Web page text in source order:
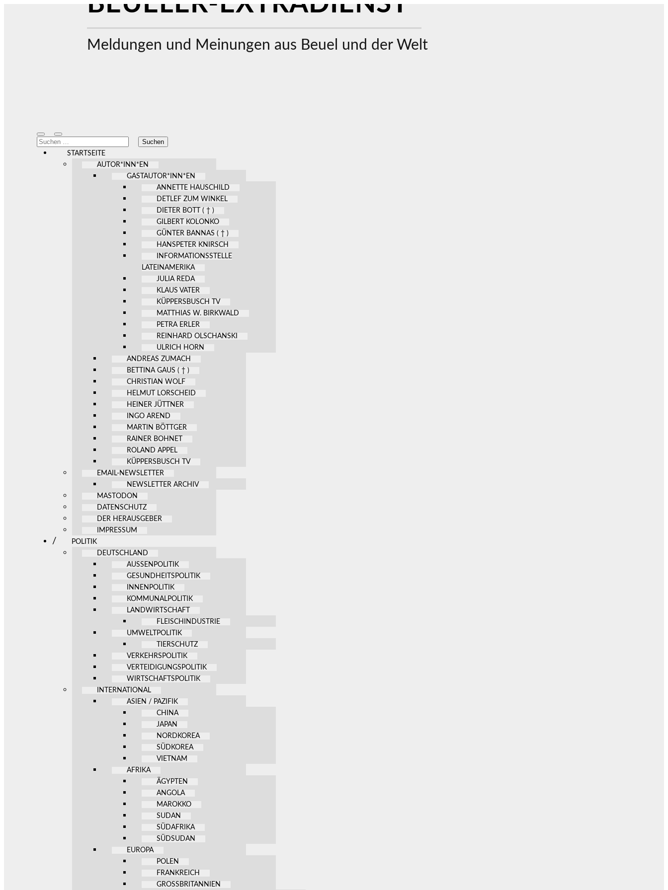
Meldungen und Meinungen aus Beuel und der Welt
Mobile-
Menü
ein-/ausblenden
Suchfeld
ein-/ausblenden
Suchen
nach:
STARTSEITE
AUTOR*INN*EN
GASTAUTOR*INN*EN
ANNETTE HAUSCHILD
DETLEF ZUM WINKEL
DIETER BOTT ( † )
GILBERT KOLONKO
GÜNTER BANNAS ( † )
HANSPETER KNIRSCH
INFORMATIONSSTELLE
LATEINAMERIKA
JULIA REDA
KLAUS VATER
KÜPPERSBUSCH TV
MATTHIAS W. BIRKWALD
PETRA ERLER
REINHARD OLSCHANSKI
ULRICH HORN
ANDREAS ZUMACH
BETTINA GAUS ( † )
CHRISTIAN WOLF
HELMUT LORSCHEID
HEINER JÜTTNER
INGO AREND
MARTIN BÖTTGER
RAINER BOHNET
ROLAND APPEL
KÜPPERSBUSCH TV
EMAIL-NEWSLETTER
NEWSLETTER ARCHIV
MASTODON
DATENSCHUTZ
DER HERAUSGEBER
IMPRESSUM
POLITIK
DEUTSCHLAND
AUSSENPOLITIK
GESUNDHEITSPOLITIK
INNENPOLITIK
KOMMUNALPOLITIK
LANDWIRTSCHAFT
FLEISCHINDUSTRIE
UMWELTPOLITIK
TIERSCHUTZ
VERKEHRSPOLITIK
VERTEIDIGUNGSPOLITIK
WIRTSCHAFTSPOLITIK
INTERNATIONAL
ASIEN / PAZIFIK
CHINA
JAPAN
NORDKOREA
SÜDKOREA
VIETNAM
AFRIKA
ÄGYPTEN
ANGOLA
MAROKKO
SUDAN
SÜDAFRIKA
SÜDSUDAN
EUROPA
POLEN
FRANKREICH
GROSSBRITANNIEN